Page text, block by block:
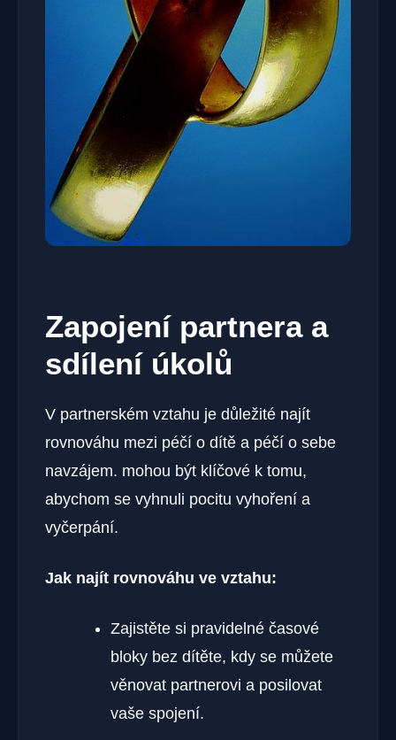
Zapojení partnera a
sdílení ⁤úkolů
V partnerském vztahu je důležité najít
rovnováhu mezi péčí⁤ o dítě a péčí o sebe
navzájem. mohou být klíčové k tomu,
abychom se ⁣vyhnuli pocitu vyhoření a
vyčerpání.
Jak ⁢najít rovnováhu ve vztahu:
Zajistěte si pravidelné časové ​
bloky bez dítěte, kdy se můžete
věnovat partnerovi a posilovat‍
vaše spojení.